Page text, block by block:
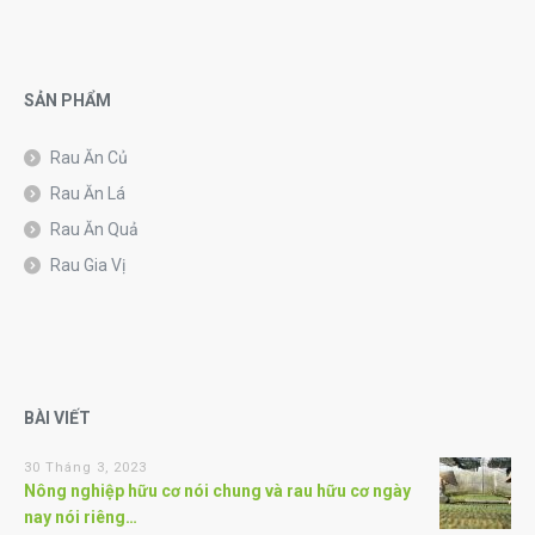
SẢN PHẨM
Rau Ăn Củ
Rau Ăn Lá
Rau Ăn Quả
Rau Gia Vị
BÀI VIẾT
30 Tháng 3, 2023
Nông nghiệp hữu cơ nói chung và rau hữu cơ ngày
nay nói riêng…